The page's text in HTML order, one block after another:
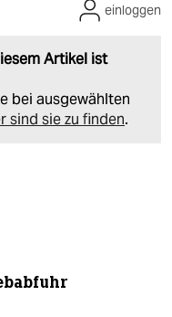
Artikel ist
bei ausgewählten
sind sie zu finden.
einloggen